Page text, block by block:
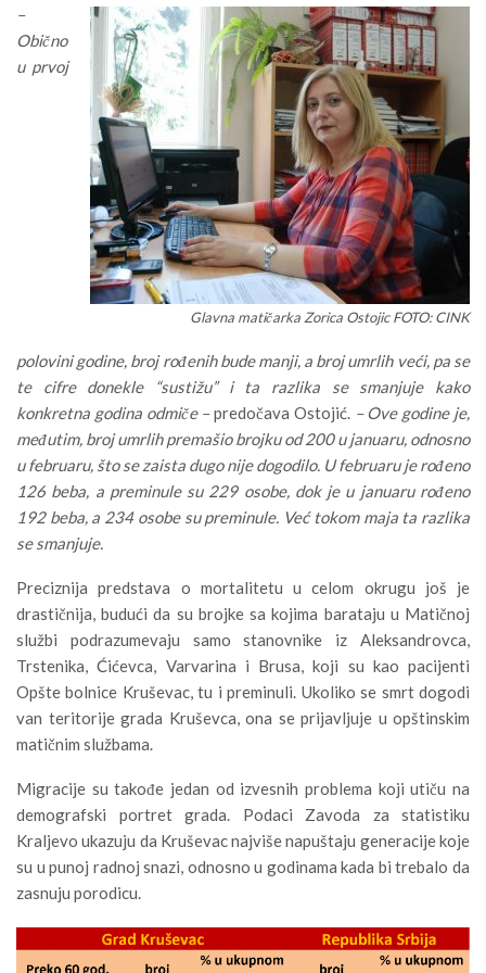
Glavna matičarka Zorica Ostojic FOTO: CINK
–
Obično
u prvoj
polovini godine, broj rođenih bude manji, a broj umrlih veći, pa se
te cifre donekle “sustižu” i ta razlika se smanjuje kako
konkretna godina odmiče –predočava Ostojić. – Ove godine je,
međutim, broj umrlih premašio brojku od 200 u januaru, odnosno
u februaru, što se zaista dugo nije dogodilo. U februaru je rođeno
126 beba, a preminule su 229 osobe, dok je u januaru rođeno
192 beba, a 234 osobe su preminule. Već tokom maja ta razlika
se smanjuje.
Preciznija predstava o mortalitetu u celom okrugu još je
drastičnija, budući da su brojke sa kojima barataju u Matičnoj
službi podrazumevaju samo stanovnike iz Aleksandrovca,
Trstenika, Ćićevca, Varvarina i Brusa, koji su kao pacijenti
Opšte bolnice Kruševac, tu i preminuli. Ukoliko se smrt dogodi
van teritorije grada Kruševca, ona se prijavljuje u opštinskim
matičnim službama.
Migracije su takođe jedan od izvesnih problema koji utiču na
demografski portret grada. Podaci Zavoda za statistiku
Kraljevo ukazuju da Kruševac najviše napuštaju generacije koje
su u punoj radnoj snazi, odnosno u godinama kada bi trebalo da
zasnuju porodicu.